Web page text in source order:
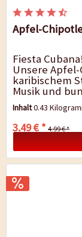
Apfel-
Fiesta
Unsere
karibischem
Musik und
Menschen. In
Inhalt0.43
3,49 € * 4,99 € *